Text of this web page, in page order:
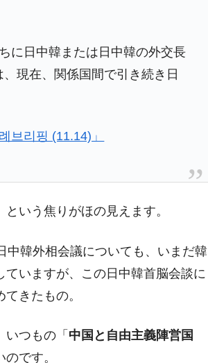
に日中韓または日中韓の外交長
現在、関係国間で引き続き日
브리핑 (11.14)」
という焦りがほの見えます。
中韓外相会議についても、いまだ韓
いますが、この日中韓首脳会談に
きたもの。
つもの「 中国と自由主義陣営国
です。